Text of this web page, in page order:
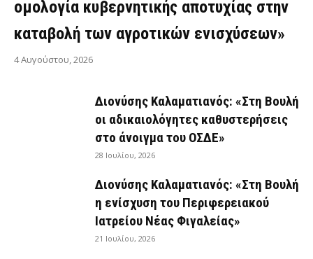
ομολογία κυβερνητικής αποτυχίας στην
καταβολή των αγροτικών ενισχύσεων»
4 Αυγούστου, 2026
Διονύσης Καλαματιανός: «Στη Βουλή
οι αδικαιολόγητες καθυστερήσεις
στο άνοιγμα του ΟΣΔΕ»
28 Ιουλίου, 2026
Διονύσης Καλαματιανός: «Στη Βουλή
η ενίσχυση του Περιφερειακού
Ιατρείου Νέας Φιγαλείας»
21 Ιουλίου, 2026